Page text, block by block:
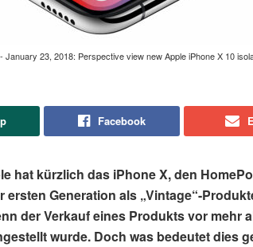
January 23, 2018: Perspective view new Apple iPhone X 10
Facebook
hat kürzlich das iPhone X, den
ersten Generation als „Vintage“-
der Verkauf eines Produkts vor mehr
wurde. Doch was bedeutet dies